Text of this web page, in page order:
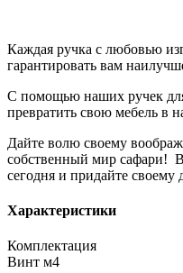
Каждая ручка с любовью
гарантировать вам
С помощью наших ручек
превратить свою мебель в
Дайте волю своему
собственный мир сафари!
сегодня и придайте
Характеристики
Комплектация
Винт м4